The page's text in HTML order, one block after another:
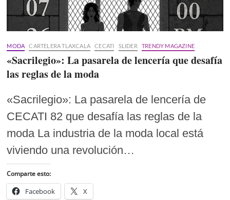
MODA CARTELERA TLAXCALA CECATI SLIDER TRENDY MAGAZINE
«Sacrilegio»: La pasarela de lencería que desafía
las reglas de la moda
«Sacrilegio»: La pasarela de lencería de
CECATI 82 que desafía las reglas de la
moda La industria de la moda local está
viviendo una revolución…
Comparte esto:
Facebook X